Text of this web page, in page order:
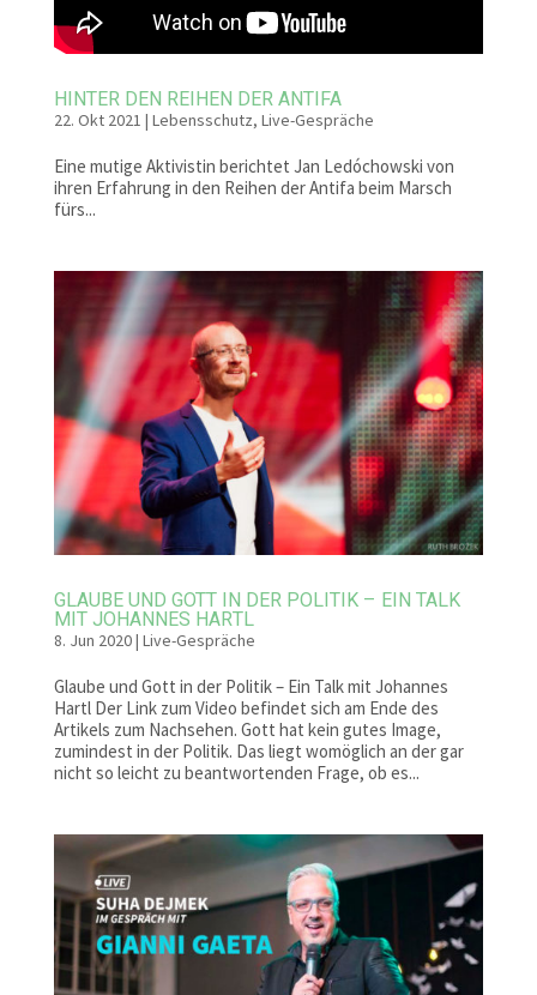
HINTER DEN REIHEN DER ANTIFA
22. Okt 2021 | Lebensschutz, Live-Gespräche
Eine mutige Aktivistin berichtet Jan Ledóchowski von
ihren Erfahrung in den Reihen der Antifa beim Marsch
fürs...
GLAUBE UND GOTT IN DER POLITIK – EIN TALK
MIT JOHANNES HARTL
8. Jun 2020| Live-Gespräche
Glaube und Gott in der Politik – Ein Talk mit Johannes
Hartl Der Link zum Video befindet sich am Ende des
Artikels zum Nachsehen. Gott hat kein gutes Image,
zumindest in der Politik. Das liegt womöglich an der gar
nicht so leicht zu beantwortenden Frage, ob es...